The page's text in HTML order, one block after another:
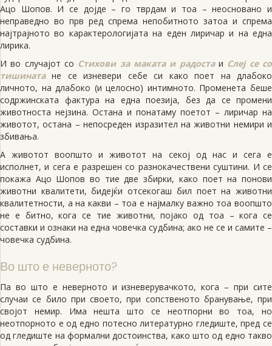
Ацо Шопов. И се дојде – го тврдам и тоа – неосновано и
неправедно во прв ред спрема непобитното затоа и спрема
најтрајното во карактерологијата на еден лиричар и на една
лирика.
И во случајот со Стихови за маката и радостаи Слеј се со
тишинатане се изневери себе си како поет на длабоко
личното, на длабоко (и целосно) интимното. Променета беше
содржинската фактура на една поезија, без да се промени
животноста нејзина. Остана и понатаму поетот – лиричар на
животот, остана – непосреден изразител на животни немири и
збивања.
А животот воопшто и животот на секој од нас и сега е
исполнет, и сега е разрешен со разнокачествени суштини. И се
покажа Ацо Шопов во тие две збирки, како поет на понови
животни квалитети, бидејќи отсекогаш бил поет на животни
квалитетности, а на какви – тоа е најмалку важно тоа воопшто
не е битно, кога се тие животни, појако од тоа – кога се
составки и ознаки на една човечка судбина; ако не се и самите –
човечка судбина.
Во што е неверното?
Па во што е неверното и изневерувачкото, кога – при сите
случаи се било при своето, при сопственото бранување, при
својот немир. Има нешта што се неотпорни во тоа, но
неотпорното е од едно потесно литературно гледиште, пред се
од гледиште на формални достоинства, како што од едно такво